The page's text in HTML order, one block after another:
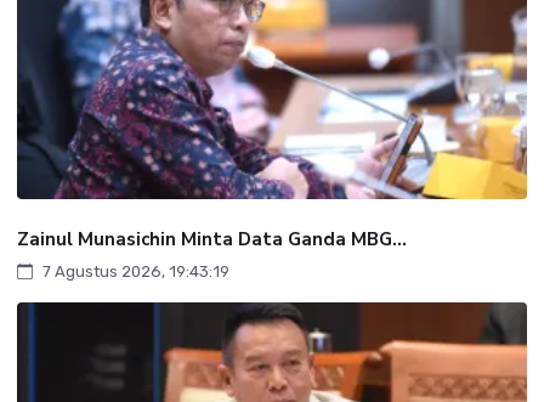
Zainul Munasichin Minta Data Ganda MBG...
7 Agustus 2026, 19:43:19